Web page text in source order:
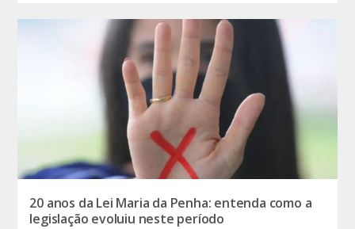
20 anos da Lei Maria da Penha: entenda como a
legislação evoluiu neste período